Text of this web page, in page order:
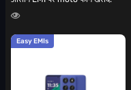
Easy EMIs